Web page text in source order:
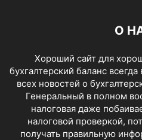
О
Хороший сайт для
бухгалтерский баланс
всех новостей о
Генеральный в полном
налоговая даже
налоговой проверкой,
получать правильную